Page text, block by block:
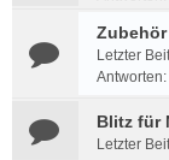
Letzter
Antworten:
Blitz für
Letzter